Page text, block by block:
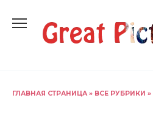
содержанию
ГЛАВНАЯ СТРАНИЦА » ВСЕ РУБРИКИ »